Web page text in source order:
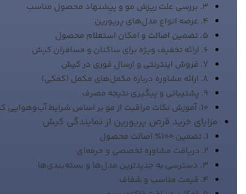
3. بررسی علت ریزش مو و پیشنهاد محصول مناسب
4. عرضه انواع مدل‌های پریورین
5. تضمین اصالت و امکان استعلام محصول
6. ارائه تخفیف‌ ویژه برای ساکنان و مسافران کیش
7. فروش اینترنتی و ارسال فوری در کیش
8. ارائه مشاوره درباره مکمل‌های مکمل (کمکی)
9. پشتیبانی و پیگیری نتیجه مصرف
10. آموزش نکات مراقبت از مو بر اساس شرایط آب‌وهوایی کیش
مزایای خرید قرص پریورین از نمایندگی کیش
1. تضمین ۱۰۰٪ اصالت محصول
2. دریافت مشاوره تخصصی و حرفه‌ای
3. دسترسی به جدیدترین مدل‌ها و بسته‌بندی‌ها
4. قیمت مناسب و شفاف